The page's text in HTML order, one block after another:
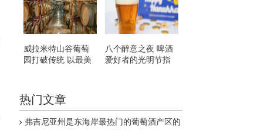
威拉米特山谷葡萄
园打破传统 以最美
八个醉意之夜 啤酒
爱好者的光明节指
热门文章
弗吉尼亚州是东海岸最热门的葡萄酒产区的